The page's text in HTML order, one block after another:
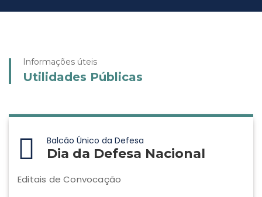
Informações úteis
Utilidades Públicas
Balcão Único da Defesa
Dia da Defesa Nacional
Editais de Convocação